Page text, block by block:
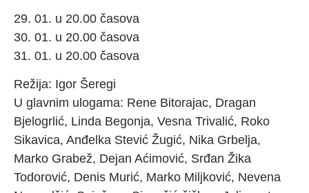
29. 01. u 20.00 časova
30. 01. u 20.00 časova
31. 01. u 20.00 časova
Režija: Igor Šeregi
U glavnim ulogama: Rene Bitorajac, Dragan
Bjelogrlić, Linda Begonja, Vesna Trivalić, Roko
Sikavica, Anđelka Stević Žugić, Nika Grbelja,
Marko Grabež, Dejan Aćimović, Srđan Žika
Todorović, Denis Murić, Marko Miljković, Nevena